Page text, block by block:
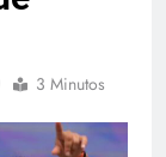
3 Minutos